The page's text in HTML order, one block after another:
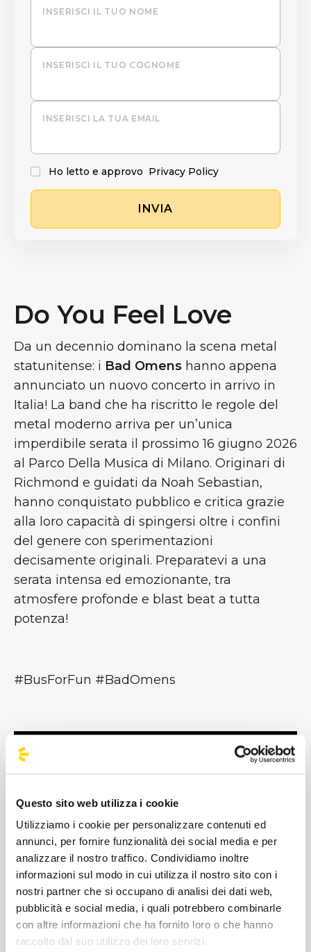
Questo sito web utilizza i cookie
Utilizziamo i cookie per personalizzare contenuti ed
annunci, per fornire funzionalità dei social media e per
analizzare il nostro traffico. Condividiamo inoltre
informazioni sul modo in cui utilizza il nostro sito con i
nostri partner che si occupano di analisi dei dati web,
pubblicità e social media, i quali potrebbero combinarle
con altre informazioni che ha fornito loro o che hanno
raccolto dal suo utilizzo dei loro servizi.
INSERISCI IL TUO NOME
INSERISCI IL TUO COGNOME
INSERISCI LA TUA EMAIL
Ho letto e approvo Privacy Policy
INVIA
Do You Feel Love
Da un decennio dominano la scena metal
statunitense: i Bad Omens hanno appena
annunciato un nuovo concerto in arrivo in
Italia! La band che ha riscritto le regole del
metal moderno arriva per un’unica
imperdibile serata il prossimo 16 giugno 2026
al Parco Della Musica di Milano. Originari di
Richmond e guidati da Noah Sebastian,
hanno conquistato pubblico e critica grazie
alla loro capacità di spingersi oltre i confini
del genere con sperimentazioni
decisamente originali. Preparatevi a una
serata intensa ed emozionante, tra
atmosfere profonde e blast beat a tutta
potenza!
#BusForFun #BadOmens
I Bad Omens sono una rock band americana
heavy metal formatasi a Richmond, Virginia,